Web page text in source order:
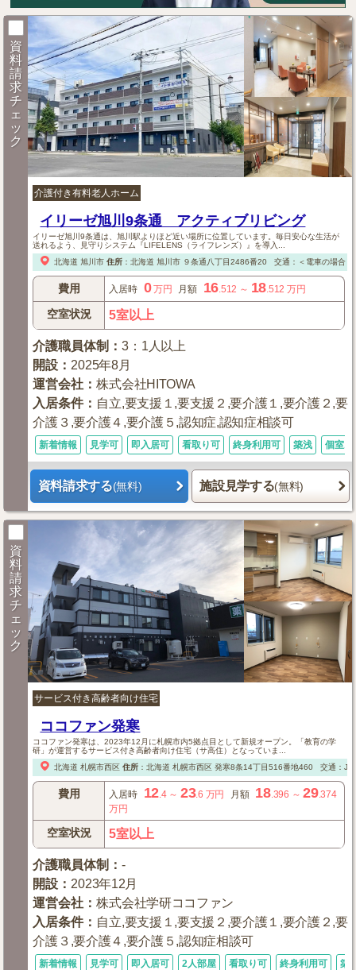
資
料
請
求
チ
ェ
ッ
ク
介護付き有料老人ホーム
イリーゼ旭川9条通 アクティブリビング
イリーゼ旭川9条通は、旭川駅よりほど近い場所に位置しています。毎日安心な生活が
送れるよう、見守りシステム『LIFELENS（ライフレンズ）』を導入...
北海道 旭川市 住所： 北海道 旭川市９条通八丁目2486番20 交通：＜電車の場合＞
費用 入居時 0万円 月額 16.512 ～ 18.512 万円
空室状況 5室以上
介護職員体制 ：3：1人以上
開設 ： 2025年8月
運営会社 ：株式会社HITOWA
入居条件： 自立,要支援１,要支援２,要介護１,要介護２,要
介護３,要介護４,要介護５,認知症,認知症相談可
新着情報 見学可 即入居可 看取り可 終身利用可 築浅 個室あ
資料請求する(無料) 施設見学する(無料)
資
料
請
求
チ
ェ
ッ
ク
サービス付き高齢者向け住宅
ココファン発寒
ココファン発寒は、2023年12月に札幌市内5拠点目として新規オープン。「教育の学
研」が運営するサービス付き高齢者向け住宅（サ高住）となっていま...
北海道 札幌市西区 住所： 北海道 札幌市西区発寒8条14丁目516番地460 交通：JR
費用 入居時 12 .4～ 23.6 万円 月額 18.396 ～29.374
万円
空室状況 5室以上
介護職員体制 ：-
開設 ： 2023年12月
運営会社 ：株式会社学研ココファン
入居条件： 自立,要支援１,要支援２,要介護１,要介護２,要
介護３,要介護４,要介護５,認知症相談可
新着情報 見学可 即入居可 2人部屋 看取り可 終身利用可 築